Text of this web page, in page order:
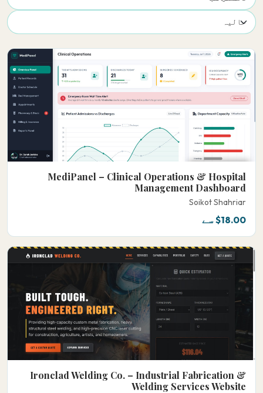
MediPanel – Clinical Operations & Hospital
Management Dashboard
Soikot Shahriar
$18.00 سے
Ironclad Welding Co. – Industrial Fabrication &
Welding Services Website